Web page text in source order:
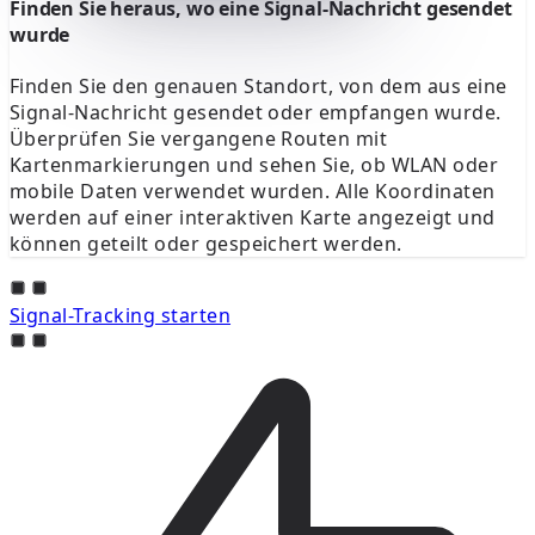
Finden Sie heraus, wo eine Signal-Nachricht gesendet
wurde
Finden Sie den genauen Standort, von dem aus eine
Signal-Nachricht gesendet oder empfangen wurde.
Überprüfen Sie vergangene Routen mit
Kartenmarkierungen und sehen Sie, ob WLAN oder
mobile Daten verwendet wurden. Alle Koordinaten
werden auf einer interaktiven Karte angezeigt und
können geteilt oder gespeichert werden.
Signal-Tracking starten